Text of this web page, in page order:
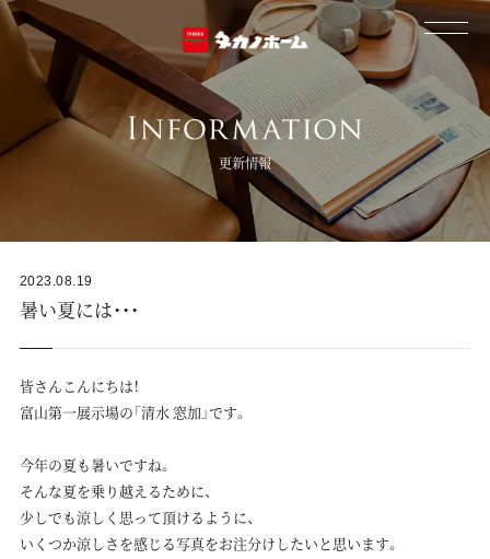
更新情報
2023.08.19
暑い夏には・・・
皆さんこんにちは！
富山第一展示場の「清水 窓加」です。
今年の夏も暑いですね。
そんな夏を乗り越えるために、
少しでも涼しく思って頂けるように、
いくつか涼しさを感じる写真をお注分けしたいと思います。